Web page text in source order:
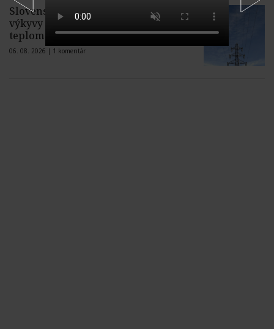
Slovenské domácnosti krátkodobé
výkyvy cien elektriny spôsobené
teplom a suchom nepocítia
06. 08. 2026 | 1 komentár